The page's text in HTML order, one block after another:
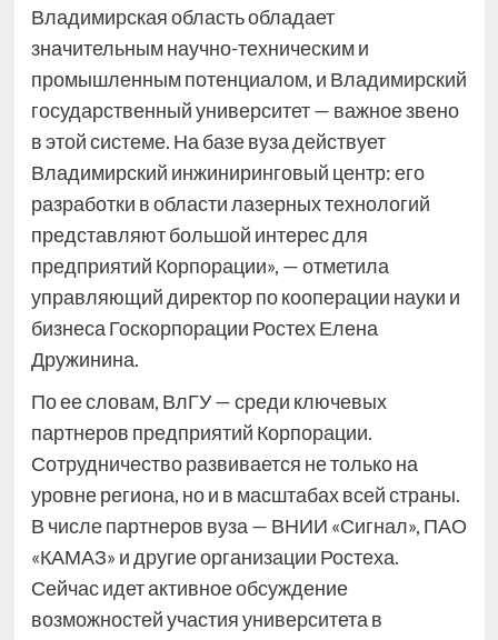
Владимирская область обладает
значительным научно-техническим и
промышленным потенциалом, и Владимирский
государственный университет — важное звено
в этой системе. На базе вуза действует
Владимирский инжиниринговый центр: его
разработки в области лазерных технологий
представляют большой интерес для
предприятий Корпорации», — отметила
управляющий директор по кооперации науки и
бизнеса Госкорпорации Ростех Елена
Дружинина.
По ее словам, ВлГУ — среди ключевых
партнеров предприятий Корпорации.
Сотрудничество развивается не только на
уровне региона, но и в масштабах всей страны.
В числе партнеров вуза — ВНИИ «Сигнал», ПАО
«КАМАЗ» и другие организации Ростеха.
Сейчас идет активное обсуждение
возможностей участия университета в